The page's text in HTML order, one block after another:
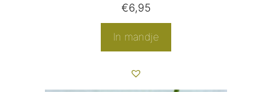
€6,95
In mandje